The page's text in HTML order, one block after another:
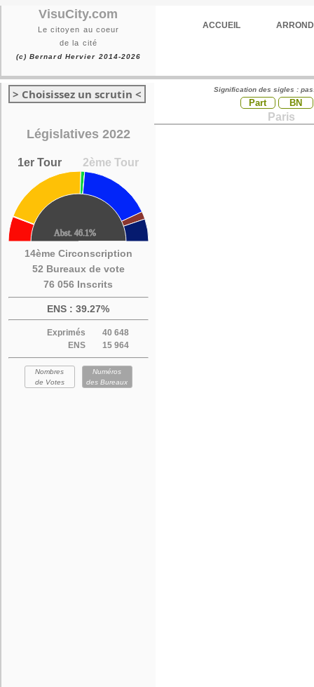
VisuCity.com
Le citoyen au coeur
de la cité
(c) Bernard Hervier 2014-2026
ACCUEIL
> Choisissez un scrutin <
Législatives 2022
1er Tour 2ème Tour
14ème Circonscription
52 Bureaux de vote
76 056 Inscrits
ENS : 39.27%
Exprimés
40 648
ENS
15 964
Nombres
de Votes
Numéros
des Bureaux
Signification des sigles :
Part BN
Paris